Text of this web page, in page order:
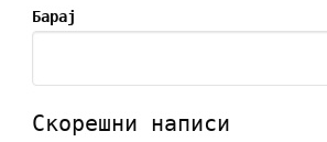
Барај
Скорешни написи